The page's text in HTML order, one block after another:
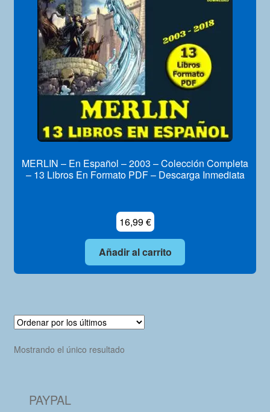
Mi Cuenta
MERLIN – En Español – 2003 – Colección Completa
– 13 Libros En Formato PDF – Descarga Inmediata
16,99€
Añadir al carrito
Mostrando el único resultado
PAYPAL